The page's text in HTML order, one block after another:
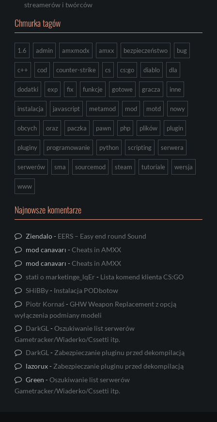
streamerów i twórców
Chmurka tagów
1.6 admin amxmodx amxx bezpieczeństwo bug
c++ cod counter-strike cs cs:go diablo dla
dodatki exp fix funkcje gotowe gracza inne
instalacja javascript metamod mod motd nowy
obcych oraz paczka pawn php plików plugin
pluginy programowanie python scripting serwera
serwerów sma sourcemod steam tutoriale wersja
www
Najnowsze komentarze
Ziendalo- EERS – Easy end round Sound
mod canavarı -Cheats in AMXX
mod canavarı -Cheats in AMXX
stati o marketinge_lqEr - Lista komend klienta CS:GO
SHiBBy- Instalacja PODbotow
Piotr Kornaś-GHW Weapon Replacement z opcją
wyłączenia podmiany modeli
DarkGL -Oszukiwanie list serwerów
Gametracker/Wiaderko/Cssetti itp.
DarkGL - Zabezpieczanie pluginu przed dekompilacją
lazorux- Zabezpieczanie pluginu przed dekompilacją
Green -Oszukiwanie list serwerów
Gametracker/Wiaderko/Cssetti itp.